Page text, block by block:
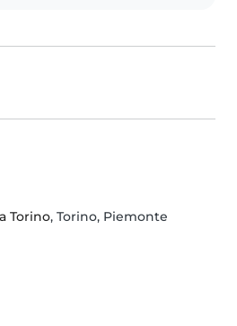
Torino, Torino, Piemonte